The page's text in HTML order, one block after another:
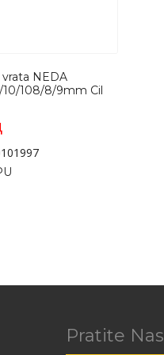
vrata NEDA
108/8/9mm Cil
Pratite Nas